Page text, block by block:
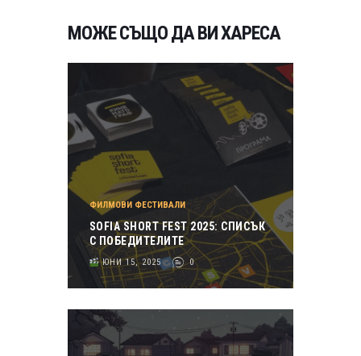
МОЖЕ СЪЩО ДА ВИ ХАРЕСА
ФИЛМОВИ ФЕСТИВАЛИ
SOFIA SHORT FEST 2025: СПИСЪК
С ПОБЕДИТЕЛИТЕ
ЮНИ 15, 2025 0